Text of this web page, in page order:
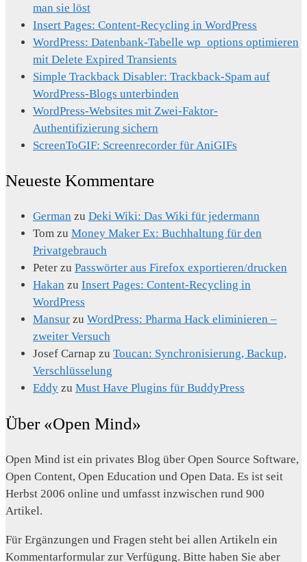
man sie löst
Insert Pages: Content-Recycling in WordPress
WordPress: Datenbank-Tabelle wp_options optimieren
mit Delete Expired Transients
Simple Trackback Disabler: Trackback-Spam auf
WordPress-Blogs unterbinden
WordPress-Websites mit Zwei-Faktor-
Authentifizierung sichern
ScreenToGIF: Screenrecorder für AniGIFs
Neueste Kommentare
German zu Deki Wiki: Das Wiki für jedermann
Tom zu Money Maker Ex: Buchhaltung für den
Privatgebrauch
Peter zu Passwörter aus Firefox exportieren/drucken
Hakan zu Insert Pages: Content-Recycling in
WordPress
Mansur zu WordPress: Pharma Hack eliminieren –
zweiter Versuch
Josef Carnap zu Toucan: Synchronisierung, Backup,
Verschlüsselung
Eddy zu Must Have Plugins für BuddyPress
Über «Open Mind»
Open Mind ist ein privates Blog über Open Source Software,
Open Content, Open Education und Open Data. Es ist seit
Herbst 2006 online und umfasst inzwischen rund 900
Artikel.
Für Ergänzungen und Fragen steht bei allen Artikeln ein
Kommentarformular zur Verfügung. Bitte haben Sie aber